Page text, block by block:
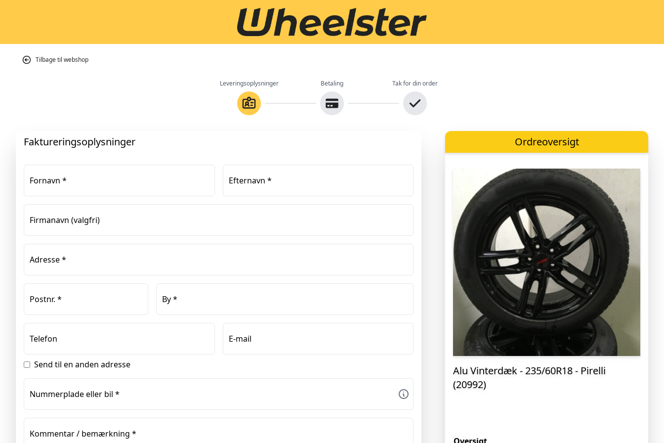
Tilbage til webshop
Leveringsoplysninger Betaling Tak for din order
Ordreoversigt
Alu Vinterdæk - 235/60R18 - Pirelli
(20992)
Faktureringsoplysninger
Fornavn * Efternavn *
Firmanavn (valgfri)
Adresse*
Postnr. * By*
Telefon E-mail
Send til en anden adresse
Nummerplade eller bil *
Kommentar / bemærkning *